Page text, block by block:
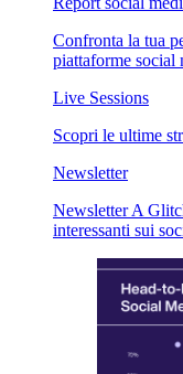
Confronta la tua
piattaforme social
Live Sessions
Scopri le ultime
Newsletter
Newsletter A
interessanti sui